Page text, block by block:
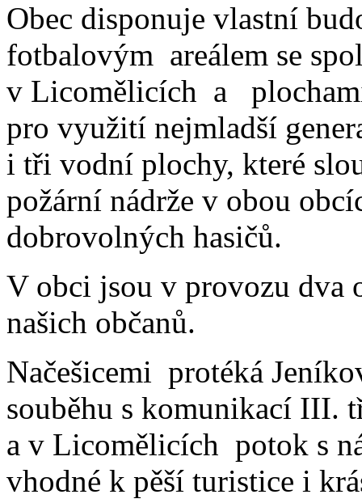
Obec disponuje vlastní
fotbalovým areálem se
v Licomělicích a
pro využití nejmladší
i tři vodní plochy, které
požární nádrže v obou
dobrovolných hasičů.
V obci jsou v provozu dva
našich občanů.
Načešicemi protéká
souběhu s komunikací III.
a v Licomělicích potok s
vhodné k pěší turistice i